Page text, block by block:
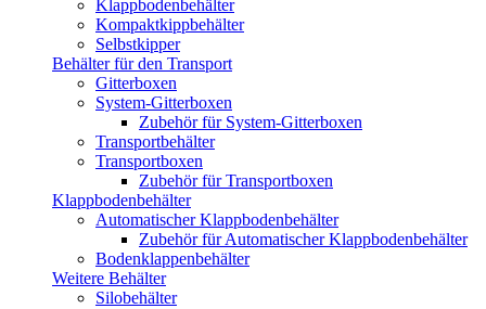
Klappbodenbehälter
Kompaktkippbehälter
Selbstkipper
Behälter für den Transport
Gitterboxen
System-Gitterboxen
Zubehör für System-Gitterboxen
Transportbehälter
Transportboxen
Zubehör für Transportboxen
Klappbodenbehälter
Automatischer Klappbodenbehälter
Zubehör für Automatischer Klappbodenbehälter
Bodenklappenbehälter
Weitere Behälter
Silobehälter